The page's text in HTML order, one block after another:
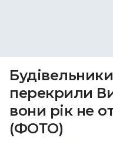
перекрили
вони рік не
(ФОТО)